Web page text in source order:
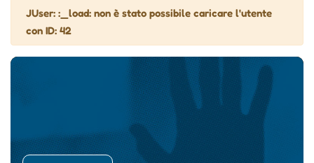
Attenzione
JUser: :_load: non è stato possibile caricare l'utente
con ID: 42